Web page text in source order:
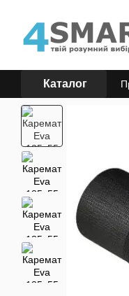
Каталог